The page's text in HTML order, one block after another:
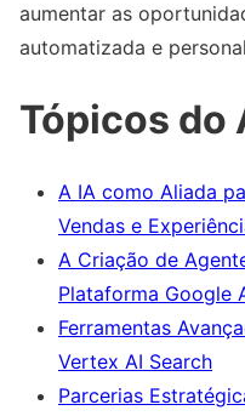
aumentar as
automatizada e
Tópicos do
A IA como Aliada
Vendas e
A Criação de
Plataforma Google
Ferramentas
Vertex AI Search
Parcerias